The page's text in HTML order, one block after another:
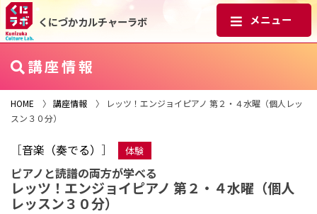
くにづかカルチャーラボ
講座情報
HOME 〉 講座情報 〉 レッツ！エンジョイピアノ 第２・４水曜（個人レッ
スン３０分）
［音楽（奏でる） ］ 体験
ピアノと読譜の両方が学べる
レッツ！エンジョイピアノ 第２・４水曜（個人
レッスン３０分）